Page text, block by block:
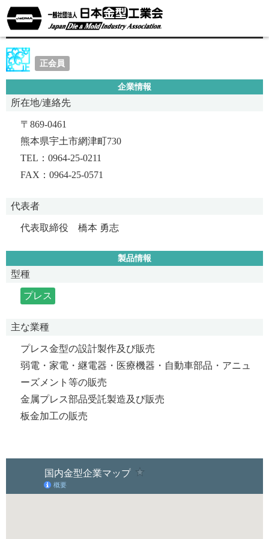
株式会社ユーエムテック
正会員
企業情報
所在地/連絡先
〒869-0461
熊本県宇土市網津町730
TEL：0964-25-0211
FAX：0964-25-0571
代表者
代表取締役 橋本 勇志
製品情報
型種
プレス
主な業種
プレス金型の設計製作及び販売
弱電・家電・継電器・医療機器・自動車部品・アニュ
ーズメント等の販売
金属プレス部品受託製造及び販売
板金加工の販売